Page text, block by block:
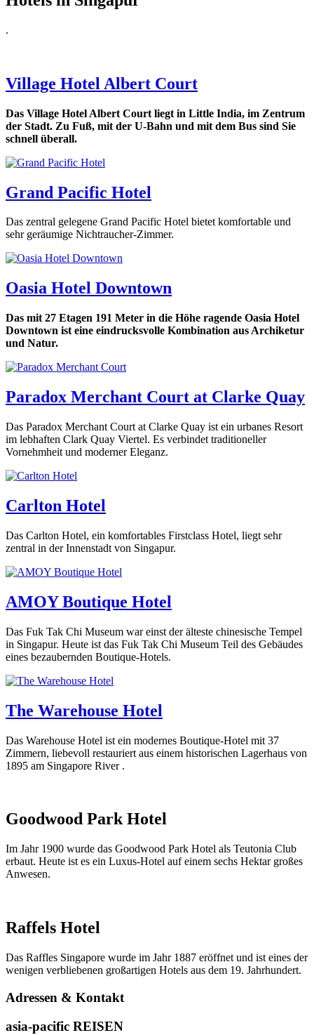
.
Village Hotel Albert Court
Das Village Hotel Albert Court liegt in Little India, im Zentrum
der Stadt. Zu Fuß, mit der U-Bahn und mit dem Bus sind Sie
schnell überall.
Grand Pacific Hotel
Das zentral gelegene Grand Pacific Hotel bietet komfortable und
sehr geräumige Nichtraucher-Zimmer.
Oasia Hotel Downtown
Das mit 27 Etagen 191 Meter in die Höhe ragende Oasia Hotel
Downtown ist eine eindrucksvolle Kombination aus Archiketur
und Natur.
Paradox Merchant Court at Clarke Quay
Das Paradox Merchant Court at Clarke Quay ist ein urbanes Resort
im lebhaften Clark Quay Viertel. Es verbindet traditioneller
Vornehmheit und moderner Eleganz.
Carlton Hotel
Das Carlton Hotel, ein komfortables Firstclass Hotel, liegt sehr
zentral in der Innenstadt von Singapur.
AMOY Boutique Hotel
Das Fuk Tak Chi Museum war einst der älteste chinesische Tempel
in Singapur. Heute ist das Fuk Tak Chi Museum Teil des Gebäudes
eines bezaubernden Boutique-Hotels.
The Warehouse Hotel
Das Warehouse Hotel ist ein modernes Boutique-Hotel mit 37
Zimmern, liebevoll restauriert aus einem historischen Lagerhaus von
1895 am Singapore River .
Goodwood Park Hotel
Im Jahr 1900 wurde das Goodwood Park Hotel als Teutonia Club
erbaut. Heute ist es ein Luxus-Hotel auf einem sechs Hektar großes
Anwesen.
Raffels Hotel
Das Raffles Singapore wurde im Jahr 1887 eröffnet und ist eines der
wenigen verbliebenen großartigen Hotels aus dem 19. Jahrhundert.
Adressen & Kontakt
asia-pacific REISEN